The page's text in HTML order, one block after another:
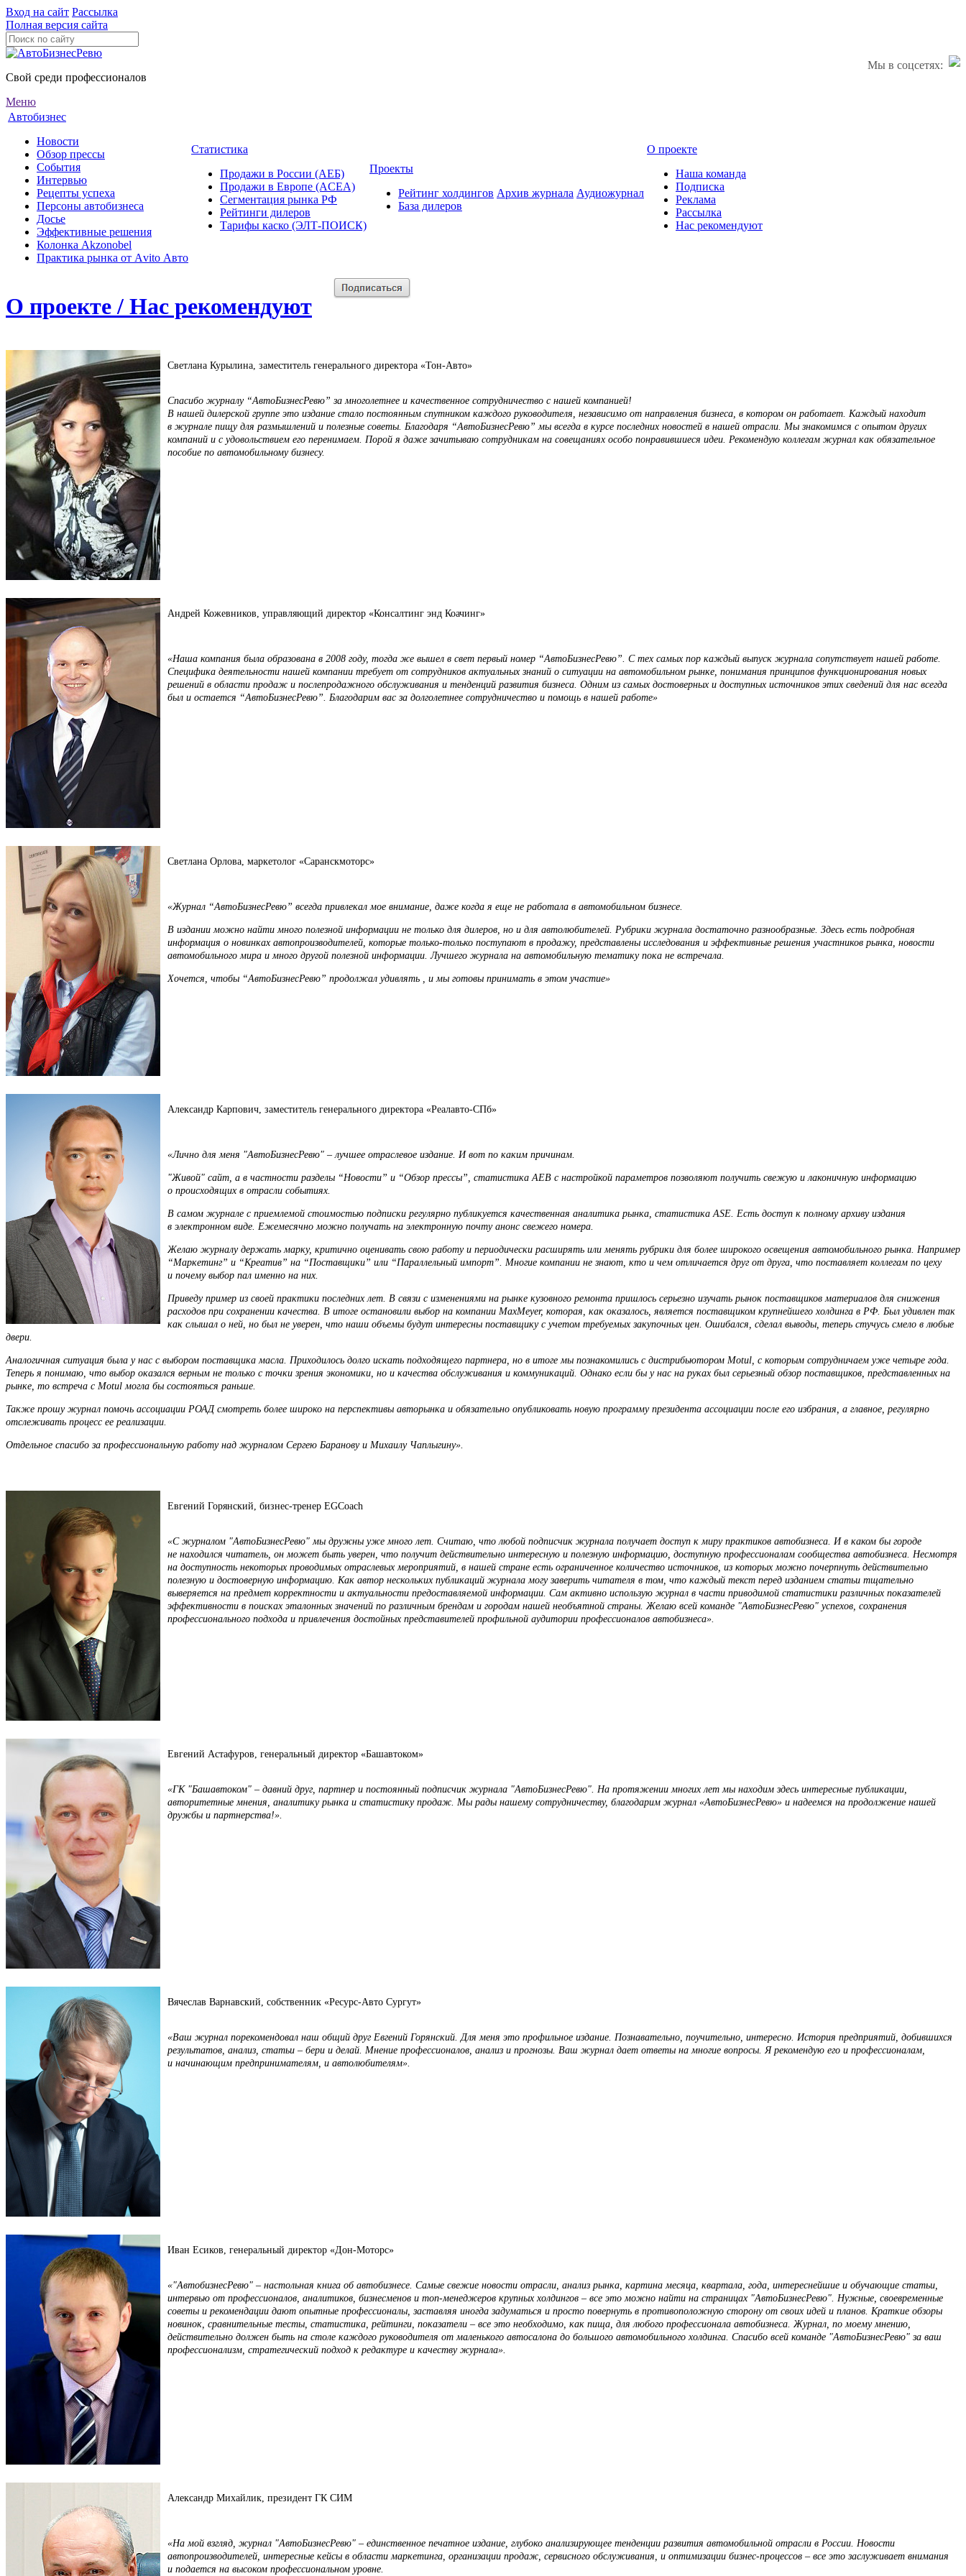
Вход на сайт Рассылка
Полная версия сайта
Мы в соцсетях:
Свой среди профессионалов
Меню
Автобизнес
Новости
Обзор прессы
События
Интервью
Рецепты успеха
Персоны автобизнеса
Досье
Эффективные решения
Колонка Akzonobel
Практика рынка от Аvito Авто
Статистика
Продажи в России (АЕБ)
Продажи в Европе (ACEA)
Сегментация рынка РФ
Рейтинги дилеров
Тарифы каско (ЭЛТ-ПОИСК)
Проекты
Рейтинг холдингов
База дилеров
Архив журнала Аудиожурнал
О проекте
Наша команда
Подписка
Реклама
Рассылка
Нас рекомендуют
О проекте / Нас рекомендуют
Светлана Курылина, заместитель генерального директора «Тон-Авто»
Спасибо журналу “АвтоБизнесРевю” за многолетнее и качественное сотрудничество с нашей компанией!
В нашей дилерской группе это издание стало постоянным спутником каждого руководителя, независимо от направления бизнеса, в котором он работает. Каждый находит
в журнале пищу для размышлений и полезные советы. Благодаря “АвтоБизнесРевю” мы всегда в курсе последних новостей в нашей отрасли. Мы знакомимся с опытом других
компаний и с удовольствием его перенимаем. Порой я даже зачитываю сотрудникам на совещаниях особо понравившиеся идеи. Рекомендую коллегам журнал как обязательное
пособие по автомобильному бизнесу.
Андрей Кожевников, управляющий директор «Консалтинг энд Коачинг»
«Наша компания была образована в 2008 году, тогда же вышел в свет первый номер “АвтоБизнесРевю”. С тех самых пор каждый выпуск журнала сопутствует нашей работе.
Специфика деятельности нашей компании требует от сотрудников актуальных знаний о ситуации на автомобильном рынке, понимания принципов функционирования новых
решений в области продаж и послепродажного обслуживания и тенденций развития бизнеса. Одним из самых достоверных и доступных источников этих сведений для нас всегда
был и остается “АвтоБизнесРевю”. Благодарим вас за долголетнее сотрудничество и помощь в нашей работе»
Cветлана Орлова, маркетолог «Саранскмоторс»
«Журнал “АвтоБизнесРевю” всегда привлекал мое внимание, даже когда я еще не работала в автомобильном бизнесе.
В издании можно найти много полезной информации не только для дилеров, но и для автолюбителей. Рубрики журнала достаточно разнообразные. Здесь есть подробная
информация о новинках автопроизводителей, которые только-только поступают в продажу, представлены исследования и эффективные решения участников рынка, новости
автомобильного мира и много другой полезной информации. Лучшего журнала на автомобильную тематику пока не встречала.
Хочется, чтобы “АвтоБизнесРевю” продолжал удивлять , и мы готовы принимать в этом участие»
Александр Карпович, заместитель генерального директора «Реалавто-СПб»
«Лично для меня "АвтоБизнесРевю" – лучшее отраслевое издание. И вот по каким причинам.
"Живой" сайт, а в частности разделы “Новости” и “Обзор прессы”, статистика AEB с настройкой параметров позволяют получить свежую и лаконичную информацию
о происходящих в отрасли событиях.
В самом журнале с приемлемой стоимостью подписки регулярно публикуется качественная аналитика рынка, статистика ASE. Есть доступ к полному архиву издания
в электронном виде. Ежемесячно можно получать на электронную почту анонс свежего номера.
Желаю журналу держать марку, критично оценивать свою работу и периодически расширять или менять рубрики для более широкого освещения автомобильного рынка. Например
“Маркетинг” и “Креатив” на “Поставщики” или “Параллельный импорт”. Многие компании не знают, кто и чем отличается друг от друга, что поставляет коллегам по цеху
и почему выбор пал именно на них.
Приведу пример из своей практики последних лет. В связи с изменениями на рынке кузовного ремонта пришлось серьезно изучать рынок поставщиков материалов для снижения
расходов при сохранении качества. В итоге остановили выбор на компании MaxMeyer, которая, как оказалось, является поставщиком крупнейшего холдинга в РФ. Был удивлен так
как слышал о ней, но был не уверен, что наши объемы будут интересны поставщику с учетом требуемых закупочных цен. Ошибался, сделал выводы, теперь стучусь смело в любые
двери.
Аналогичная ситуация была у нас с выбором поставщика масла. Приходилось долго искать подходящего партнера, но в итоге мы познакомились с дистрибьютором Motul, с которым сотрудничаем уже четыре года.
Теперь я понимаю, что выбор оказался верным не только с точки зрения экономики, но и качества обслуживания и коммуникаций. Однако если бы у нас на руках был серьезный обзор поставщиков, представленных на
рынке, то встреча с Motul могла бы состояться раньше.
Также прошу журнал помочь ассоциации РОАД смотреть более широко на перспективы авторынка и обязательно опубликовать новую программу президента ассоциации после его избрания, а главное, регулярно
отслеживать процесс ее реализации.
Отдельное спасибо за профессиональную работу над журналом Сергею Баранову и Михаилу Чаплыгину».
Евгений Горянский, бизнес-тренер EGCoach
«С журналом "АвтоБизнесРевю" мы дружны уже много лет. Считаю, что любой подписчик журнала получает доступ к миру практиков автобизнеса. И в каком бы городе
не находился читатель, он может быть уверен, что получит действительно интересную и полезную информацию, доступную профессионалам сообщества автобизнеса. Несмотря
на доступность некоторых проводимых отраслевых мероприятий, в нашей стране есть ограниченное количество источников, из которых можно почерпнуть действительно
полезную и достоверную информацию. Как автор нескольких публикаций журнала могу заверить читателя в том, что каждый текст перед изданием статьи тщательно
выверяется на предмет корректности и актуальности предоставляемой информации. Сам активно использую журнал в части приводимой статистики различных показателей
эффективности в поисках эталонных значений по различным брендам и городам нашей необъятной страны. Желаю всей команде "АвтоБизнесРевю" успехов, сохранения
профессионального подхода и привлечения достойных представителей профильной аудитории профессионалов автобизнеса».
Евгений Астафуров, генеральный директор «Башавтоком»
«ГК "Башавтоком" – давний друг, партнер и постоянный подписчик журнала "АвтоБизнесРевю". На протяжении многих лет мы находим здесь интересные публикации,
авторитетные мнения, аналитику рынка и статистику продаж. Мы рады нашему сотрудничеству, благодарим журнал «АвтоБизнесРевю» и надеемся на продолжение нашей
дружбы и партнерства!».
Вячеслав Варнавский, собственник «Ресурс-Авто Сургут»
«Ваш журнал порекомендовал наш общий друг Евгений Горянский. Для меня это профильное издание. Познавательно, поучительно, интересно. История предприятий, добившихся
результатов, анализ, статьи – бери и делай. Мнение профессионалов, анализ и прогнозы. Ваш журнал дает ответы на многие вопросы. Я рекомендую его и профессионалам,
и начинающим предпринимателям, и автолюбителям».
Иван Есиков, генеральный директор «Дон-Моторс»
«"АвтобизнесРевю" – настольная книга об автобизнесе. Самые свежие новости отрасли, анализ рынка, картина месяца, квартала, года, интереснейшие и обучающие статьи,
интервью от профессионалов, аналитиков, бизнесменов и топ-менеджеров крупных холдингов – все это можно найти на страницах "АвтоБизнесРевю". Нужные, своевременные
советы и рекомендации дают опытные профессионалы, заставляя иногда задуматься и просто повернуть в противоположную сторону от своих идей и планов. Краткие обзоры
новинок, сравнительные тесты, статистика, рейтинги, показатели – все это необходимо, как пища, для любого профессионала автобизнеса. Журнал, по моему мнению,
действительно должен быть на столе каждого руководителя от маленького автосалона до большого автомобильного холдинга. Спасибо всей команде "АвтоБизнесРевю" за ваш
профессионализм, стратегический подход к редактуре и качеству журнала».
Александр Михайлик, президент ГК СИМ
«На мой взгляд, журнал "АвтоБизнесРевю" – единственное печатное издание, глубоко анализирующее тенденции развития автомобильной отрасли в России. Новости
автопроизводителей, интересные кейсы в области маркетинга, организации продаж, сервисного обслуживания, и оптимизации бизнес-процессов – все это заслуживает внимания
и подается на высоком профессиональном уровне.